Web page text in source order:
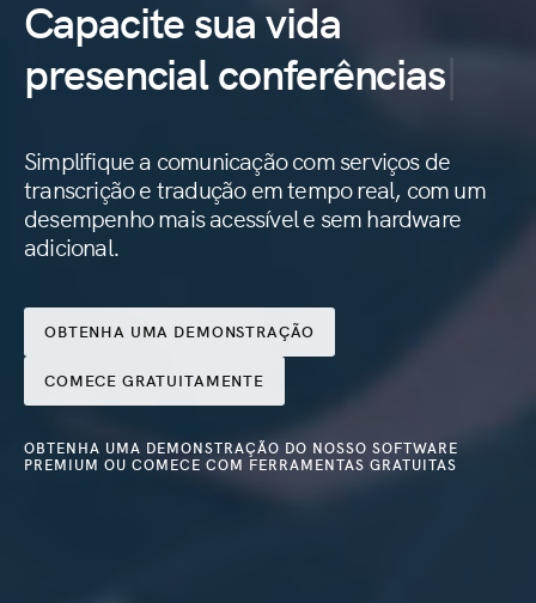
Capacite sua vida
presencialeventos,
conferências,
sermões
conferências
Simplifique a comunicação com serviços de
transcrição e tradução em tempo real, com um
desempenho mais acessível e sem hardware
adicional.
OBTENHA UMA DEMONSTRAÇÃO
COMECE GRATUITAMENTE
OBTENHA UMA DEMONSTRAÇÃO DO NOSSO SOFTWARE
PREMIUM OU COMECE COM FERRAMENTAS GRATUITAS